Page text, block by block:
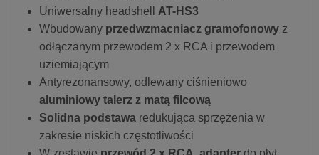
Uniwersalny headshell AT-HS3
Wbudowany przedwzmacniacz gramofonowy z
odłączanym przewodem 2 x RCA i przewodem
uziemiającym
Antyrezonansowy, odlewany ciśnieniowo
aluminiowy talerz z matą filcową
Solidna podstawa redukująca sprzężenia w
zakresie niskich częstotliwości